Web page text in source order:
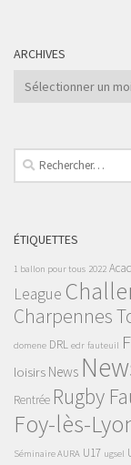
ARCHIVES
Archives
Rechercher :
ÉTIQUETTES
1 ballon pour tous 2022
League
Charpennes
domene DRL edr fauteuil
loisirs News
Rentrée Rugby
Foy-lès-
Séminaire AURA U17 ugsel